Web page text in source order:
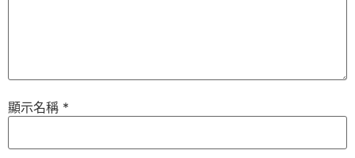
顯示名稱 *